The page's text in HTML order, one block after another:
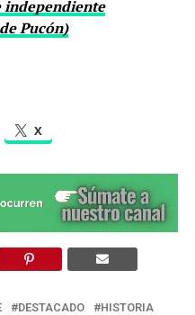
independiente
Pucón)
X
DESTACADO HISTORIA